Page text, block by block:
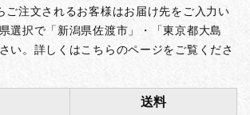
ご注文されるお客様はお届け先をご入力い
選択で「新潟県佐渡市」・「東京都大島
い。詳しくはこちらのページをご覧くださ
送料